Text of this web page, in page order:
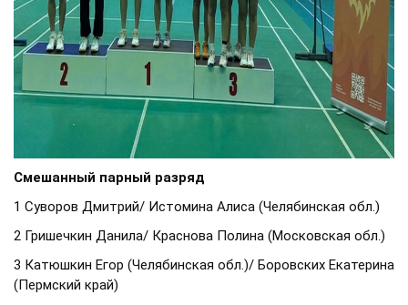
Смешанный парный разряд
1 Суворов Дмитрий/ Истомина Алиса (Челябинская обл.)
2 Гришечкин Данила/ Краснова Полина (Московская обл.)
3 Катюшкин Егор (Челябинская обл.)/ Боровских Екатерина
(Пермский край)